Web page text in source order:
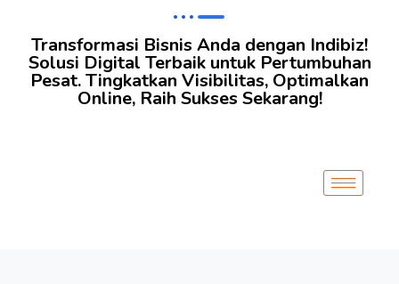
Transformasi Bisnis Anda dengan Indibiz!
Solusi Digital Terbaik untuk Pertumbuhan
Pesat. Tingkatkan Visibilitas, Optimalkan
Online, Raih Sukses Sekarang!